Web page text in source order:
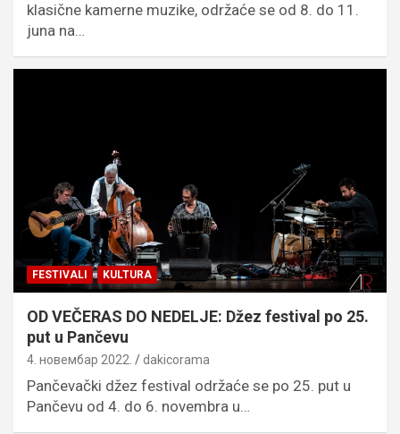
klasične kamerne muzike, održaće se od 8. do 11.
juna na…
FESTIVALI KULTURA
OD VEČERAS DO NEDELJE: Džez festival po 25.
put u Pančevu
4. новембар 2022. dakicorama
Pančevački džez festival održaće se po 25. put u
Pančevu od 4. do 6. novembra u…